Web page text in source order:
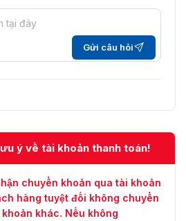
Gửi câu hỏi
ý về tài khoản thanh toán!
chuyển khoản qua tài khoản
hàng tuyệt đối không chuyển
khác. Nếu không